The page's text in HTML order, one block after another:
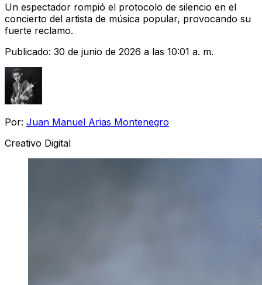
Un espectador rompió el protocolo de silencio en el
concierto del artista de música popular, provocando su
fuerte reclamo.
Publicado: 30 de junio de 2026 a las 10:01 a. m.
Por: Juan Manuel Arias Montenegro
Creativo Digital